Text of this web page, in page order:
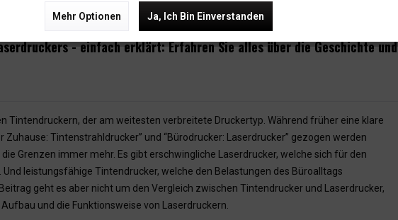
- einfach erklärt: Erfahren Sie alles über die Geschichte und
Tintendruckern, der am weitesten verbreitete Druckertyp. Während früher eine klare
Zuhause: Tintenstrahldrucker” und “Bürodrucker: Laserdrucker” gezogen werden
Grenzen immer mehr. Es gibt erschwingliche Laserdrucker, welche sich für den
Und leistungsfähige Tintendrucker, welche den Belastungen des Büroalltags
geht es aber nicht um den Vergleich zwischen Tintendrucker und Laserdrucker,
und die Funktionsweise von Laserdruckern.
Mehr Optionen Ja, Ich Bin Einverstanden